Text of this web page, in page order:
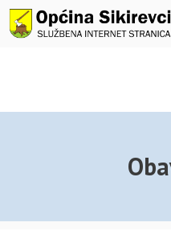
Preskoči
na